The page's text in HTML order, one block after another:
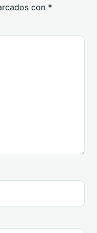
con *